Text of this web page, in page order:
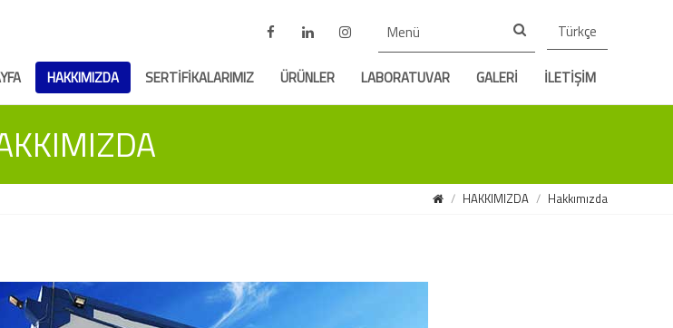
Türkçe
HAKKIMIZDA SERTİFİKALARIMIZ ÜRÜNLER LABORATUVAR GALERİ İLETİŞİM
HAKKIMIZDA Hakkımızda